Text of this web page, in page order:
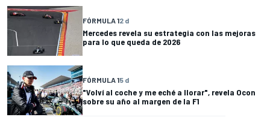
FÓRMULA 12 d
Mercedes revela su estrategia con las mejoras
para lo que queda de 2026
FÓRMULA 15 d
"Volví al coche y me eché a llorar", revela Ocon
sobre su año al margen de la F1